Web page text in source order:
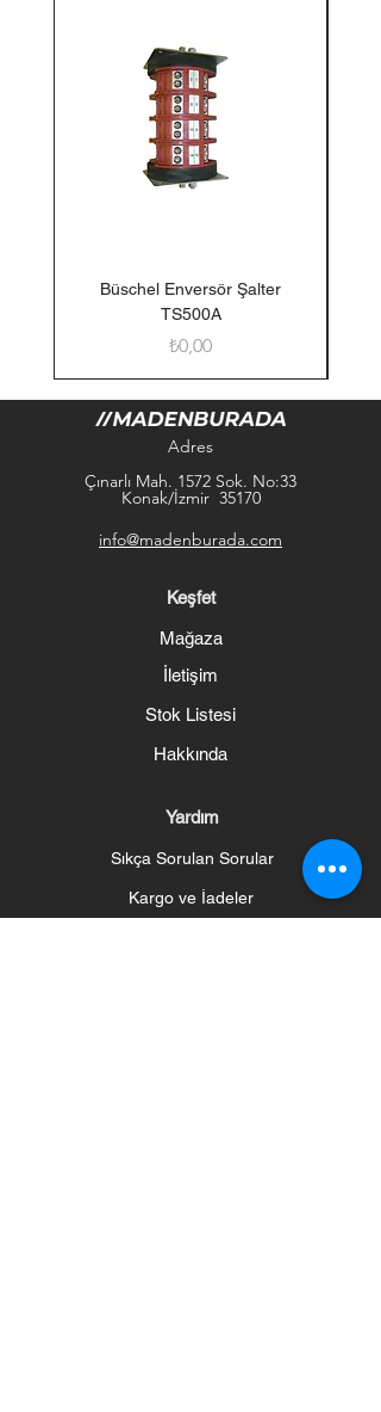
Büschel Enversör Şalter
TS500A
Fiyat
₺0,00
Adres
Çınarlı Mah. 1572 Sok. No:33
Konak/İzmir 35170
info@madenburada.com
Keşfet
Mağaza
İletişim
Stok Listesi
Hakkında
Yardım
Sıkça Sorulan Sorular
Kargo ve İadeler